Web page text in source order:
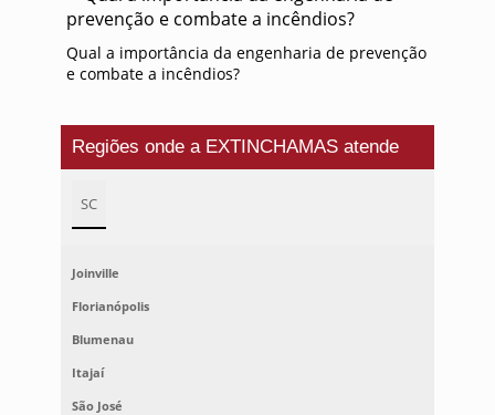
Qual a importância da engenharia de prevenção
e combate a incêndios?
Regiões onde a EXTINCHAMAS atende
SC
Joinville
Florianópolis
Blumenau
Itajaí
São José